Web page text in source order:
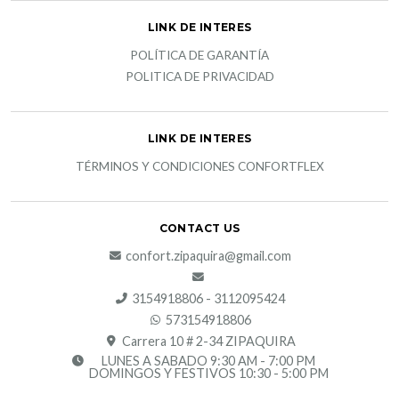
LINK DE INTERES
POLÍTICA DE GARANTÍA
POLITICA DE PRIVACIDAD
LINK DE INTERES
TÉRMINOS Y CONDICIONES CONFORTFLEX
CONTACT US
confort.zipaquira@gmail.com
3154918806 - 3112095424
573154918806
Carrera 10 # 2-34 ZIPAQUIRA
LUNES A SABADO 9:30 AM - 7:00 PM
DOMINGOS Y FESTIVOS 10:30 - 5:00 PM